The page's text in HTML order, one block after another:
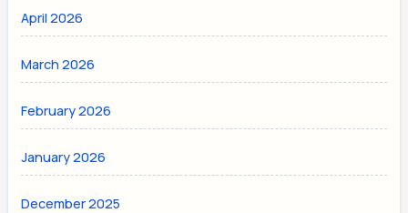
April 2026
March 2026
February 2026
January 2026
December 2025